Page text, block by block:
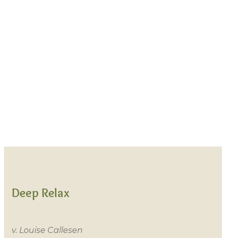
Deep Relax
v. Louise Callesen